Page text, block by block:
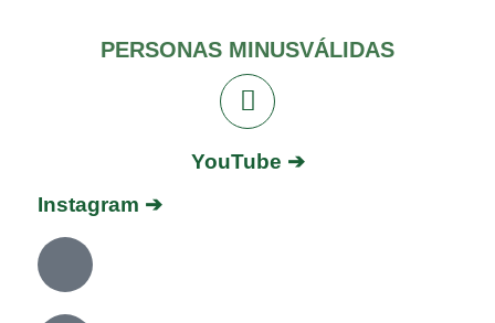
PERSONAS MINUSVÁLIDAS
YouTube ➔
Instagram ➔